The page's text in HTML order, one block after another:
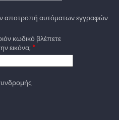
αποτροπή αυτόματων εγγραφών
κωδικό βλέπετε
εικόνα;